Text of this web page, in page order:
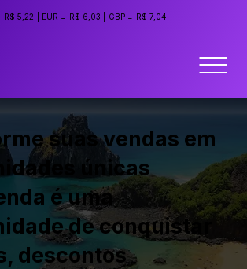
R$ 5,22 EUR = R$ 6,03 GBP = R$ 7,04
suas vendas em
únicas
é uma
de conquistar
descontos